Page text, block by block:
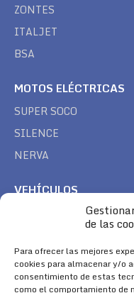
de las
Para ofrecer las mejores
cookies para almacenar y/o
consentimiento de estas
como el comportamiento de
ZONTES
ITALJET
BSA
MOTOS ELÉCTRICAS
SUPER SOCO
SILENCE
NERVA
VEHÍCULOS
TREK
SÍGUENOS